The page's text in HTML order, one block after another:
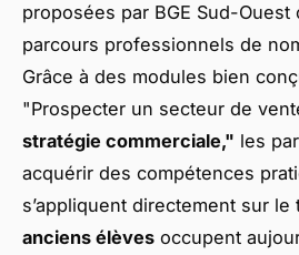
proposées par BGE Sud-
parcours professionnels de
Grâce à des modules bien
"Prospecter un secteur de
stratégie commerciale," les
acquérir des compétences
s’appliquent directement sur le
anciens élèves occupent